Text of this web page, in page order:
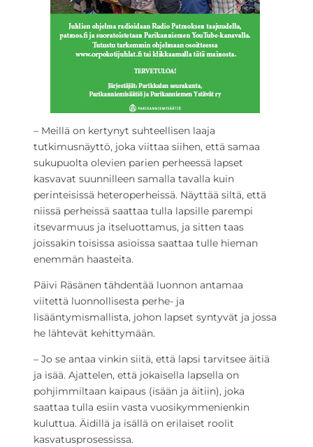
– Meillä on kertynyt suhteellisen laaja
tutkimusnäyttö, joka viittaa siihen, että samaa
sukupuolta olevien parien perheessä lapset
kasvavat suunnilleen samalla tavalla kuin
perinteisissä heteroperheissä. Näyttää siltä, että
niissä perheissä saattaa tulla lapsille parempi
itsevarmuus ja itseluottamus, ja sitten taas
joissakin toisissa asioissa saattaa tulle hieman
enemmän haasteita.
Päivi Räsänen tähdentää luonnon antamaa
viitettä luonnollisesta perhe- ja
lisääntymismallista, johon lapset syntyvät ja jossa
he lähtevät kehittymään.
– Jo se antaa vinkin siitä, että lapsi tarvitsee äitiä
ja isää. Ajattelen, että jokaisella lapsella on
pohjimmiltaan kaipaus (isään ja äitiin), joka
saattaa tulla esiin vasta vuosikymmenienkin
kuluttua. Äidillä ja isällä on erilaiset roolit
kasvatusprosessissa.